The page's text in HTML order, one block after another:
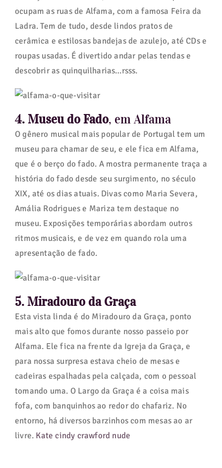
ocupam as ruas de Alfama, com a famosa Feira da
Ladra. Tem de tudo, desde lindos pratos de
cerâmica e estilosas bandejas de azulejo, até CDs e
roupas usadas. É divertido andar pelas tendas e
descobrir as quinquilharias…rsss.
4. Museu do Fado, em Alfama
O gênero musical mais popular de Portugal tem um
museu para chamar de seu, e ele fica em Alfama,
que é o berço do fado. A mostra permanente traça a
história do fado desde seu surgimento, no século
XIX, até os dias atuais. Divas como Maria Severa,
Amália Rodrigues e Mariza tem destaque no
museu. Exposições temporárias abordam outros
ritmos musicais, e de vez em quando rola uma
apresentação de fado.
5. Miradouro da Graça
Esta vista linda é do Miradouro da Graça, ponto
mais alto que fomos durante nosso passeio por
Alfama. Ele fica na frente da Igreja da Graça, e
para nossa surpresa estava cheio de mesas e
cadeiras espalhadas pela calçada, com o pessoal
tomando uma. O Largo da Graça é a coisa mais
fofa, com banquinhos ao redor do chafariz. No
entorno, há diversos barzinhos com mesas ao ar
livre. Kate cindy crawford nude